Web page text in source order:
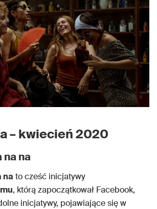
– kwiecień 2020
na na
na to cześć inicjatywy
, którą zapoczątkował Facebook,
inicjatywy, pojawiające się w